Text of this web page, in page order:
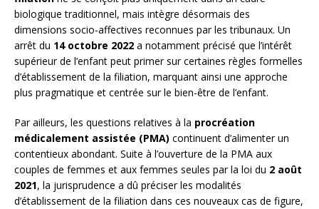
biologique traditionnel, mais intègre désormais des
dimensions socio-affectives reconnues par les tribunaux. Un
arrêt du 14 octobre 2022 a notamment précisé que l’intérêt
supérieur de l’enfant peut primer sur certaines règles formelles
d’établissement de la filiation, marquant ainsi une approche
plus pragmatique et centrée sur le bien-être de l’enfant.
Par ailleurs, les questions relatives à la procréation
médicalement assistée (PMA) continuent d’alimenter un
contentieux abondant. Suite à l’ouverture de la PMA aux
couples de femmes et aux femmes seules par la loi du 2 août
2021, la jurisprudence a dû préciser les modalités
d’établissement de la filiation dans ces nouveaux cas de figure,